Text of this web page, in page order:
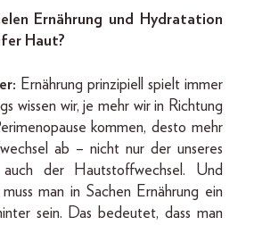
Ernährung und Hydratation
Haut?
Ernährung prinzipiell spielt immer
wissen wir, je mehr wir in Richtung
kommen, desto mehr
ab – nicht nur der unseres
auch der Hautstoffwechsel. Und
man in Sachen Ernährung ein
sein. Das bedeutet, dass man